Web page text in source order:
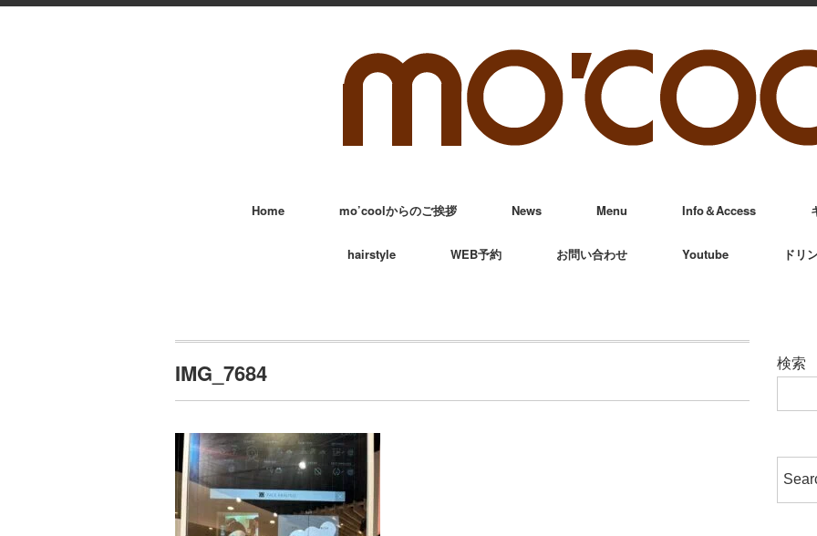
Home mo’coolからのご挨拶 News Menu Info＆Access
hairstyle WEB予約 お問い合わせ Youtube ドリ
IMG_7684 検索